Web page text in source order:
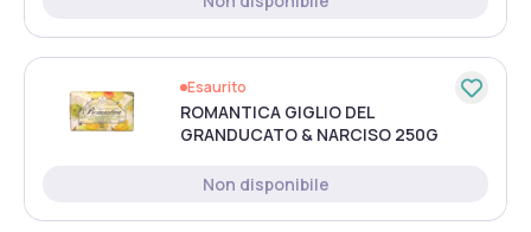
Esaurito
ROMANTICA GIGLIO DEL
GRANDUCATO & NARCISO 250G
Non disponibile